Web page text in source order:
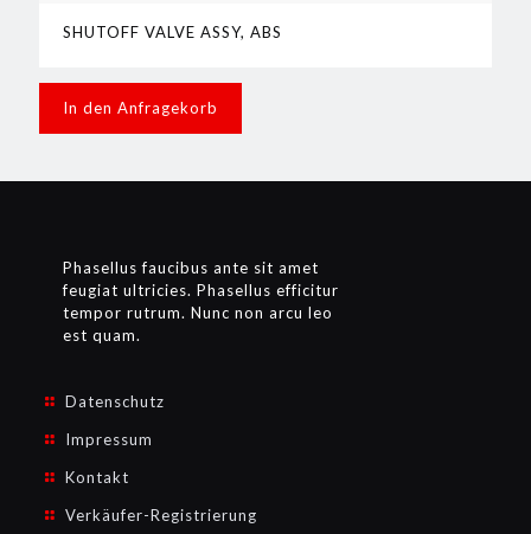
SHUTOFF VALVE ASSY, ABS
In den Anfragekorb
Phasellus faucibus ante sit amet
feugiat ultricies. Phasellus efficitur
tempor rutrum. Nunc non arcu leo
est quam.
Datenschutz
Impressum
Kontakt
Verkäufer-Registrierung